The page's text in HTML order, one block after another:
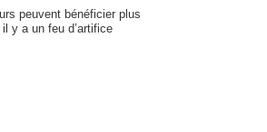
peuvent bénéficier plus
y a un feu d’artifice